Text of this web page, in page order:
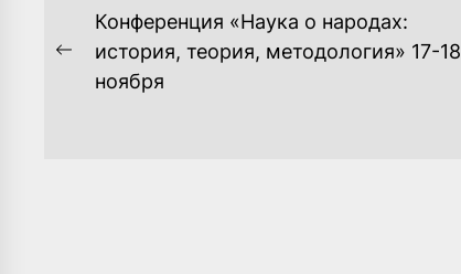
НАВИГАЦИЯ
ПО
ЗАПИСЯМ
Previous
post:
Конференция «Наука о народах:
история, теория, методология» 17-18
ноября